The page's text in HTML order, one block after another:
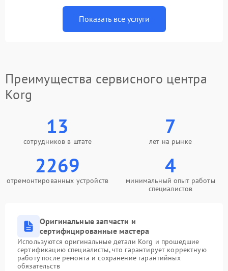
Показать все услуги
Преимущества сервисного центра
Korg
13
сотрудников в штате
7
лет на рынке
2269
отремонтированных устройств
4
минимальный опыт работы
специалистов
Оригинальные запчасти и
сертифицированные мастера
Используются оригинальные детали Korg и прошедшие
сертификацию специалисты, что гарантирует корректную
работу после ремонта и сохранение гарантийных
обязательств